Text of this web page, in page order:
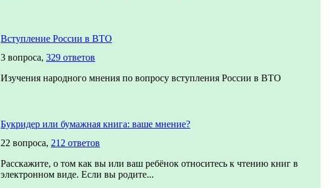
Вступление России в ВТО
3 вопроса, 329 ответов
Изучения народного мнения по вопросу вступления России в ВТО
Букридер или бумажная книга: ваше мнение?
22 вопроса, 212 ответов
Расскажите, о том как вы или ваш ребёнок относитесь к чтению книг в
электронном виде. Если вы родите...